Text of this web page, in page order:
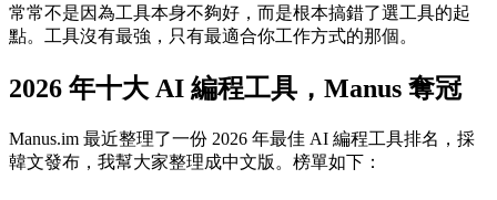
常常不是因為工具本身不夠好，而是根本搞錯了選工具的起
點。工具沒有最強，只有最適合你工作方式的那個。
2026 年十大 AI 編程工具，Manus 奪冠
Manus.im 最近整理了一份 2026 年最佳 AI 編程工具排名，採
韓文發布，我幫大家整理成中文版。榜單如下：